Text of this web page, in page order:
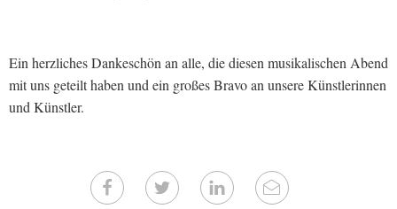
Ein herzliches Dankeschön an alle, die diesen musikalischen Abend
mit uns geteilt haben und ein großes Bravo an unsere Künstlerinnen
und Künstler.